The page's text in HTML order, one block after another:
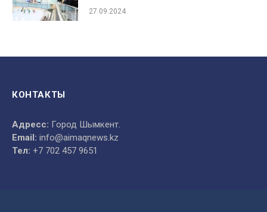
27.09.2024
КОНТАКТЫ
Адресс: Город Шымкент.
Email: info@aimaqnews.kz
Тел: +7 702 457 9651